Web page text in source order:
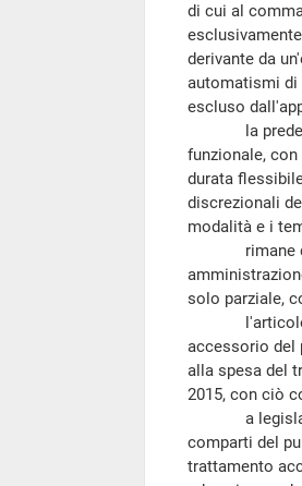
di cui al
derivante da
automatismi di
escluso
la predetta
funzionale,
durata
discrezionali
modalità e i
rimane
solo parziale,
l'articolo 23,
accessorio del
alla spesa del
2015, con ciò
a
comparti del
trattamento